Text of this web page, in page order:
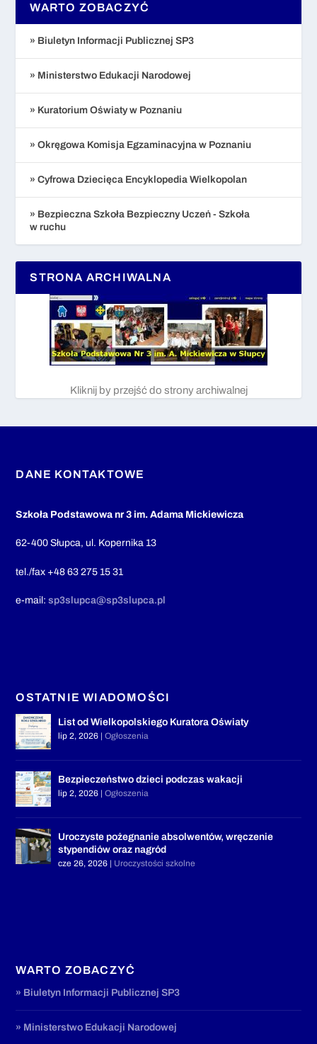
WARTO ZOBACZYĆ
» Biuletyn Informacji Publicznej SP3
» Ministerstwo Edukacji Narodowej
» Kuratorium Oświaty w Poznaniu
» Okręgowa Komisja Egzaminacyjna w Poznaniu
» Cyfrowa Dziecięca Encyklopedia Wielkopolan
» Bezpieczna Szkoła Bezpieczny Uczeń - Szkoła
w ruchu
STRONA ARCHIWALNA
Kliknij by przejść do strony archiwalnej
DANE KONTAKTOWE
Szkoła Podstawowa nr 3 im. Adama Mickiewicza
62-400 Słupca, ul. Kopernika 13
tel./fax +48 63 275 15 31
e-mail:sp3slupca@sp3slupca.pl
OSTATNIE WIADOMOŚCI
List od Wielkopolskiego Kuratora Oświaty
lip 2, 2026 |Ogłoszenia
Bezpieczeństwo dzieci podczas wakacji
lip 2, 2026 |Ogłoszenia
Uroczyste pożegnanie absolwentów, wręczenie
stypendiów oraz nagród
cze 26, 2026 | Uroczystości szkolne
WARTO ZOBACZYĆ
» Biuletyn Informacji Publicznej SP3
» Ministerstwo Edukacji Narodowej